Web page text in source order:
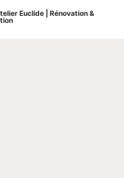
Euclide | Rénovation &